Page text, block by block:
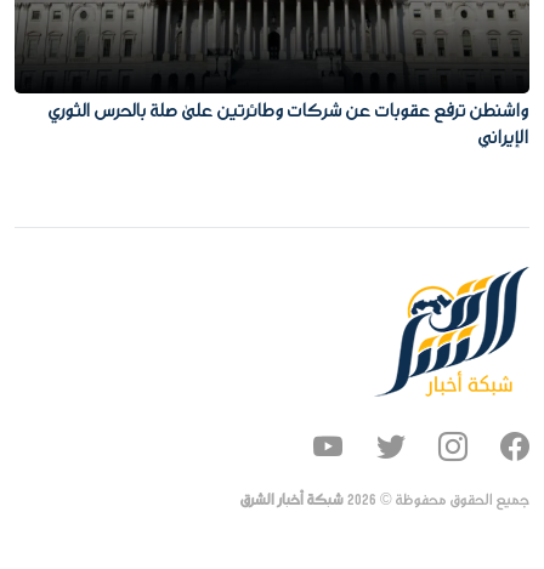
واشنطن ترفع عقوبات عن شركات وطائرتين على صلة بالحرس الثوري
الإيراني
جميع الحقوق محفوظة © 2026شبكة أخبار الشرق